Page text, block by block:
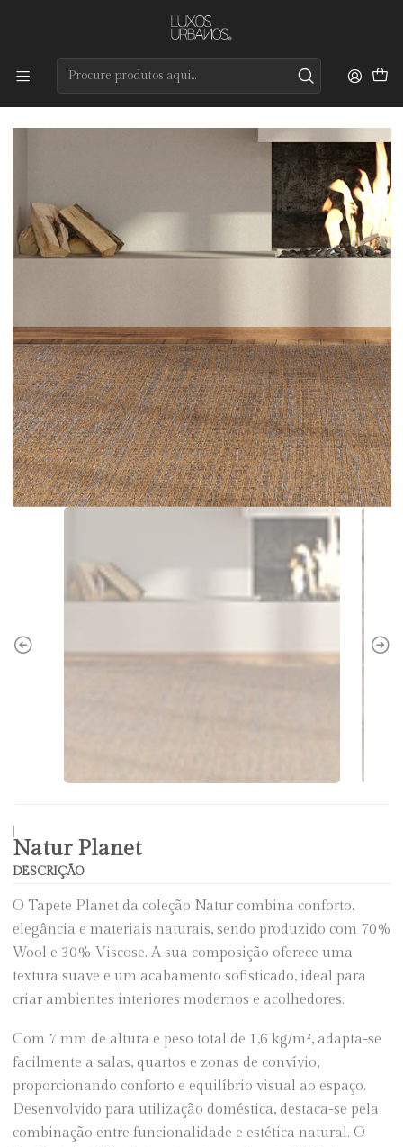
Preços de qualidade e entrega rápida
Natur Planet
DESCRIÇÃO
O Tapete Planet da coleção Natur combina conforto,
elegância e materiais naturais, sendo produzido com 70%
Wool e 30% Viscose. A sua composição oferece uma
textura suave e um acabamento sofisticado, ideal para
criar ambientes interiores modernos e acolhedores.
Com 7 mm de altura e peso total de 1,6 kg/m², adapta-se
facilmente a salas, quartos e zonas de convívio,
proporcionando conforto e equilíbrio visual ao espaço.
Desenvolvido para utilização doméstica, destaca-se pela
combinação entre funcionalidade e estética natural. O